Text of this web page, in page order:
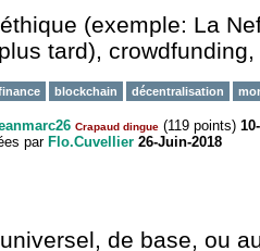
(exemple: La
tard),
blockchain décentralisation
Crapaud dingue (119 points)
par Flo.Cuvellier 26-Juin-2018
de base, ou